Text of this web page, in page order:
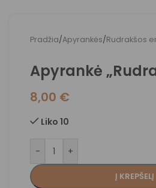
Pradžia/Apyrankės/Rudrakšos
Apyrankė
8,00 €
Liko 10
- +
Į KREPŠELĮ